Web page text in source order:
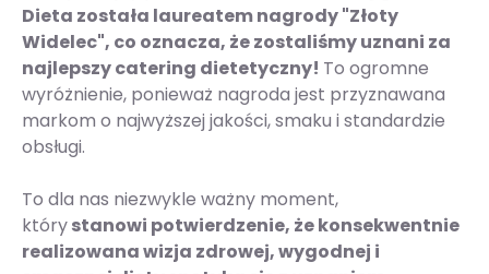
Dieta została laureatem nagrody "Złoty
Widelec", co oznacza, że zostaliśmy uznani za
najlepszy catering dietetyczny! To ogromne
wyróżnienie, ponieważ nagroda jest przyznawana
markom o najwyższej jakości, smaku i standardzie
obsługi.
To dla nas niezwykle ważny moment,
którystanowi potwierdzenie, że konsekwentnie
realizowana wizja zdrowej, wygodnej i